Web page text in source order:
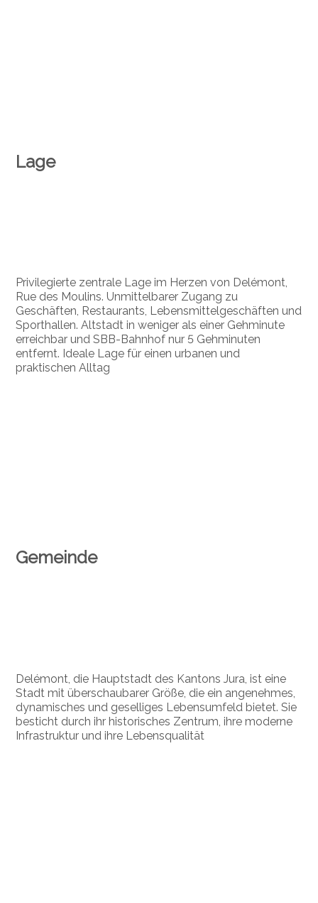
Lage
Privilegierte zentrale Lage im Herzen von Delémont,
Rue des Moulins. Unmittelbarer Zugang zu
Geschäften, Restaurants, Lebensmittelgeschäften und
Sporthallen. Altstadt in weniger als einer Gehminute
erreichbar und SBB-Bahnhof nur 5 Gehminuten
entfernt. Ideale Lage für einen urbanen und
praktischen Alltag
Gemeinde
Delémont, die Hauptstadt des Kantons Jura, ist eine
Stadt mit überschaubarer Größe, die ein angenehmes,
dynamisches und geselliges Lebensumfeld bietet. Sie
besticht durch ihr historisches Zentrum, ihre moderne
Infrastruktur und ihre Lebensqualität